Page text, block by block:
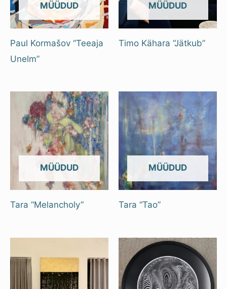
OUT OF STOCK
Paul Kormašov “Teeaja
Unelm”
OUT OF STOCK
Timo Kähara “Jätkub”
OUT OF STOCK
Tara “Melancholy”
OUT OF STOCK
Tara “Tao”